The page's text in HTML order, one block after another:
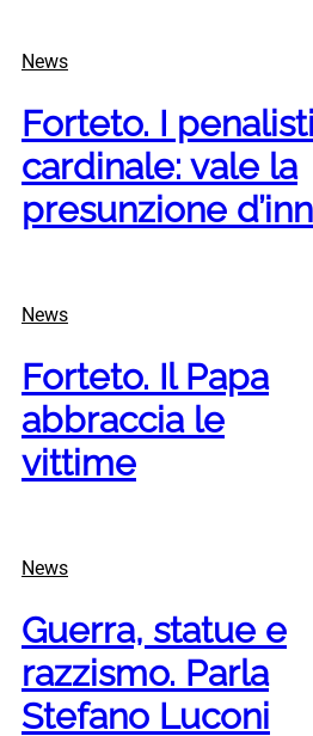
News
Forteto. I
cardinale: vale la
presunzione
News
Forteto. Il Papa
abbraccia le
vittime
News
Guerra, statue e
razzismo. Parla
Stefano Luconi